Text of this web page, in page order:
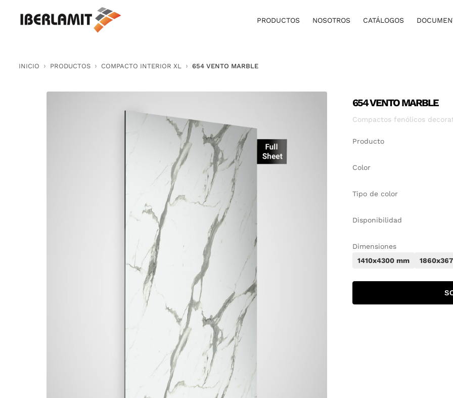
PRODUCTOS NOSOTROS CATÁLOGOS
INICIO PRODUCTOS COMPACTO INTERIOR XL 654 VENTO MARBLE
654 VENTO MARBLE
Compactos fenólicos
Producto
Color
Tipo de color
Disponibilidad
Dimensiones
1410x4300 mm